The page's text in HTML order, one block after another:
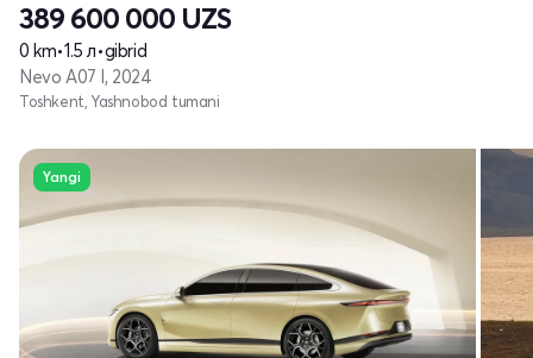
389 600 000 UZS
0 km•1.5 л•gibrid
Nevo A07 I, 2024
Toshkent, Yashnobod tumani
Yangi